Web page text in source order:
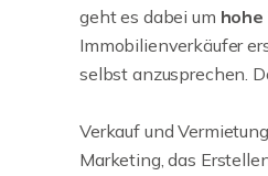
geht es dabei um
Immobilienverkäufer
selbst anzusprechen.
Verkauf und
Marketing, das